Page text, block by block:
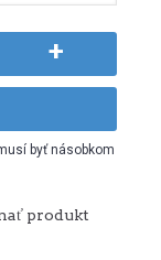
+
byť násobkom
produkt